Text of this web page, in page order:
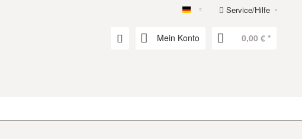
erdbeerdropsService/Hilfe
Mein Konto 0,00 € *